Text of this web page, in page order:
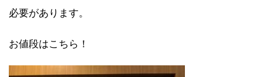
必要があります。
お値段はこちら！